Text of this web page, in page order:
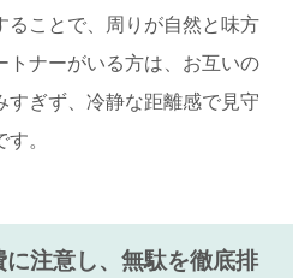
ることで、周りが自然と味方
トナーがいる方は、お互いの
すぎず、冷静な距離感で見守
。
注意し、無駄を徹底排